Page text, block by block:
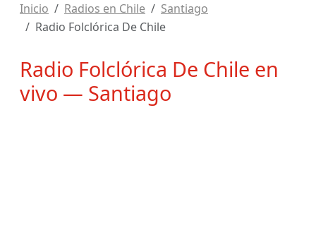
Inicio Radios en Chile
Santiago
Radio Folclórica De Chile
Radio Folclórica De Chile en
vivo — Santiago